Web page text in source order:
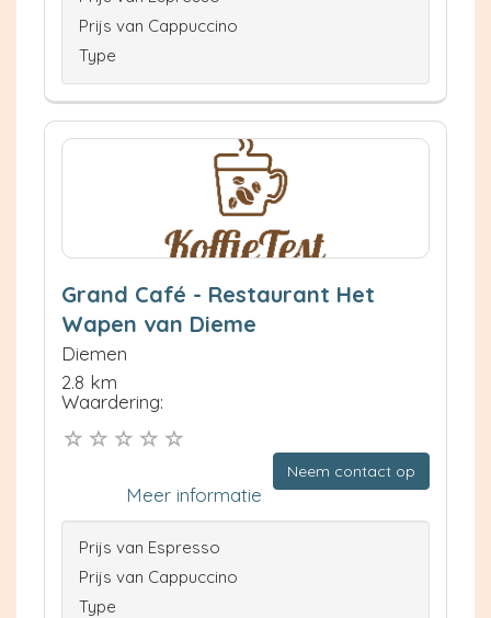
Prijs van Cappuccino
Type
Grand Café - Restaurant Het
Wapen van Dieme
Diemen
2.8 km
Waardering:
Neem contact op
Meer informatie
Prijs van Espresso
Prijs van Cappuccino
Type